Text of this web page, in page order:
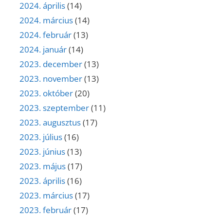
2024. április(14)
2024. március(14)
2024. február(13)
2024. január(14)
2023. december(13)
2023. november(13)
2023. október(20)
2023. szeptember(11)
2023. augusztus(17)
2023. július(16)
2023. június(13)
2023. május(17)
2023. április(16)
2023. március(17)
2023. február(17)